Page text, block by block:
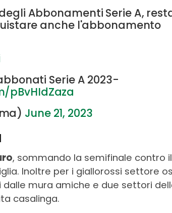
Abbonamenti Serie A,
anche l'abbonamento
Serie A 2023-
pBvHIdZaza
June 21, 2023
, sommando la semifinale contro il
Inoltre per i giallorossi settore
mura amiche e due settori
casalinga.